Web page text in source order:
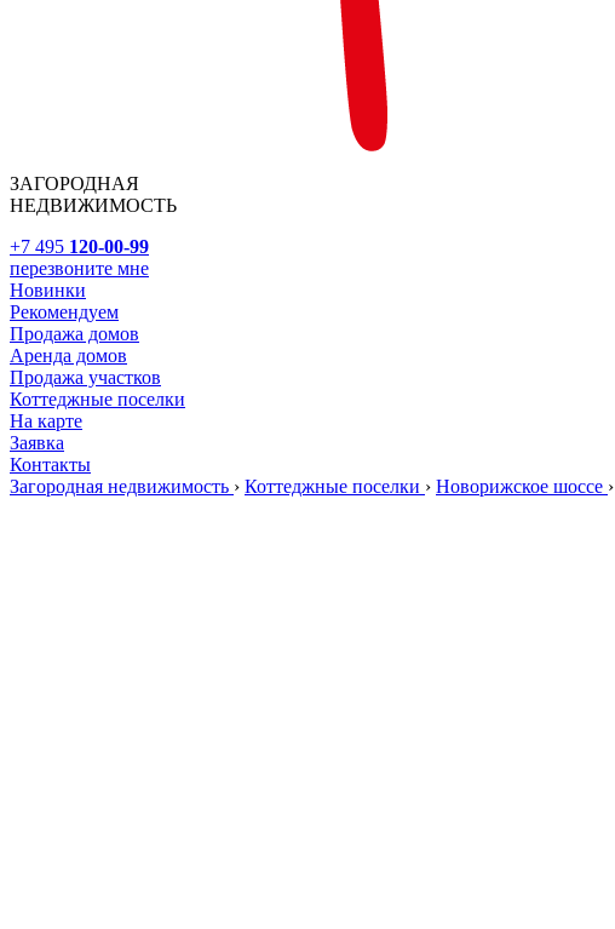
ЗАГОРОДНАЯ
НЕДВИЖИМОСТЬ
+7 495 120-00-99
перезвоните мне
Новинки
Рекомендуем
Продажа домов
Аренда домов
Продажа участков
Коттеджные поселки
На карте
Заявка
Контакты
Загородная недвижимость › Коттеджные поселки › Новорижское шоссе ›